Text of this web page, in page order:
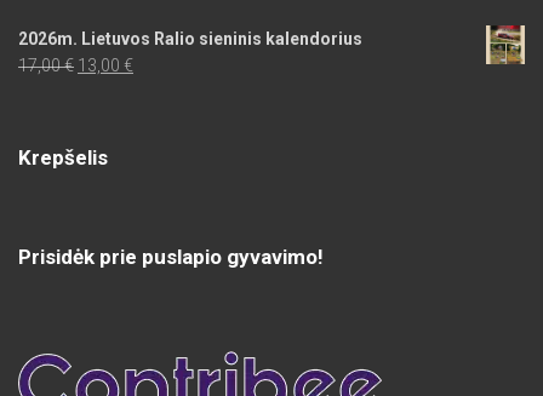
2026m. Lietuvos Ralio sieninis kalendorius
17,00€ Original
13,00 €Current
Krepšelis
Prisidėk prie puslapio gyvavimo!